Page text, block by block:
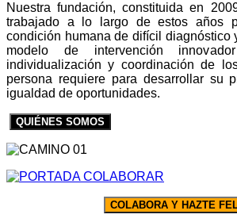
Nuestra fundación, constituida en
trabajado a lo largo de estos años
condición humana de difícil diagnóstico
modelo de intervención
individualización y coordinación de
persona requiere para desarrollar su
igualdad de oportunidades.
QUIÉNES SOMOS
COLABORA Y HAZTE